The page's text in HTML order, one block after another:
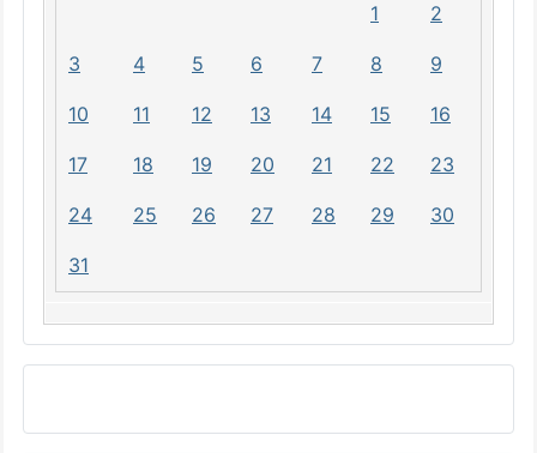
1 2
3 4 5 6 7 8 9
10 11 12 13 14 15 16
17 18 19 20 21 22 23
24 25 26 27 28 29 30
31